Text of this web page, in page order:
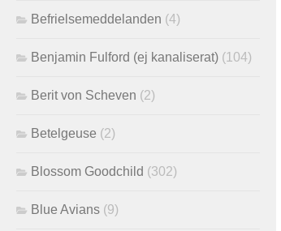
Befrielsemeddelanden (4)
Benjamin Fulford (ej kanaliserat) (104)
Berit von Scheven (2)
Betelgeuse (2)
Blossom Goodchild (302)
Blue Avians (9)